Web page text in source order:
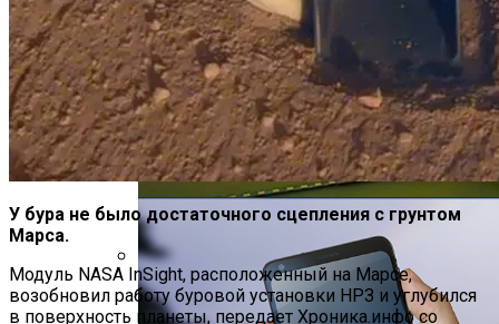
В Нидерландах Придумали Способ
Очистить Реки От Пластика
Идеальный Помощник На Кухне: Как
Выбрать Хороший Блендер
У бура не было достаточного сцепления с грунтом
Марса.
Модуль NASA InSight, расположенный на Марсе,
возобновил работу буровой установки HPЗ и углубился
в поверхность планеты, передает Хроника.инфо со